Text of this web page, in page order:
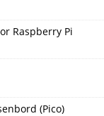
Raspberry Pi
(Pico)